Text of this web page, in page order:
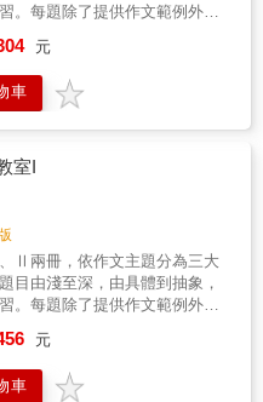
。每題除了提供作文範例外，
大發展。題材豐富，文法解說
有學生的作文實例，對於以中
學生易犯的錯誤表現，更有詳
能正確運用的學生更進一步提
書特色■ 詳解各篇例文之文法
於融會貫通。■ 分析各類文章
升論述及思考之能力。■ 配合
生應用題目以供練習。■ 刊載
文，供欣賞比較。■ 指出母語
生經常犯的文法錯誤，針對動
詞等進行分析。
元
車
室I
Ⅱ兩冊，依作文主題分為三大
目由淺至深，由具體到抽象，
。每題除了提供作文範例外，
大發展。題材豐富，文法解說
有學生的作文實例，對於以中
學生易犯的錯誤表現，更有詳
元
車